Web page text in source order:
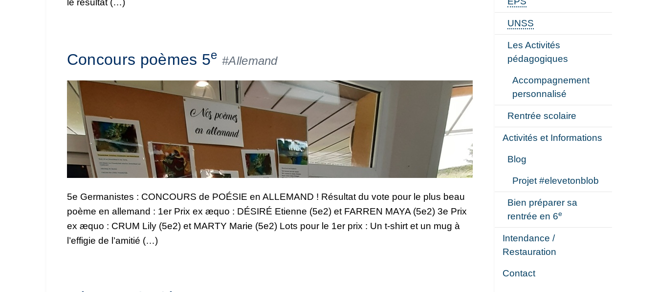
le résultat (…)
Concours poèmes 5e #Allemand
5e Germanistes : CONCOURS de POÉSIE en ALLEMAND ! Résultat du vote pour le plus beau
poème en allemand : 1er Prix ex æquo : DÉSIRÉ Etienne (5e2) et FARREN MAYA (5e2) 3e Prix
ex æquo : CRUM Lily (5e2) et MARTY Marie (5e2) Lots pour le 1er prix : Un t-shirt et un mug à
l’effigie de l’amitié (…)
UNSS
Les Activités
pédagogiques
Accompagnement
personnalisé
Rentrée scolaire
Activités et Informations
Blog
Projet #elevetonblob
Bien préparer sa
rentrée en 6e
Intendance /
Restauration
Contact